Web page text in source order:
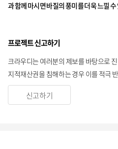
과 함께 마시면 바질의 풍미를 더욱 느낄
프로젝트 신고하기
크라우디는 여러분의 제보를 바탕으로
지적재산권을 침해하는 경우 이를 적극
신고하기